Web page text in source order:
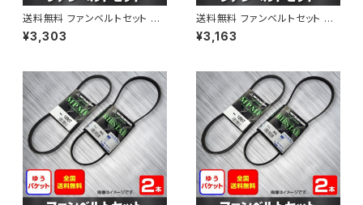
送料無料 ファンベルトセット ト
ヨタ プロボックス 型式NCP58
G H24.01～ （国内トップメーカ
¥3,303
送料無料 ファンベルトセット ト
ヨタ プロボックス 型式NCP51V
H15.06～H24.02 （国内トップ
¥3,163